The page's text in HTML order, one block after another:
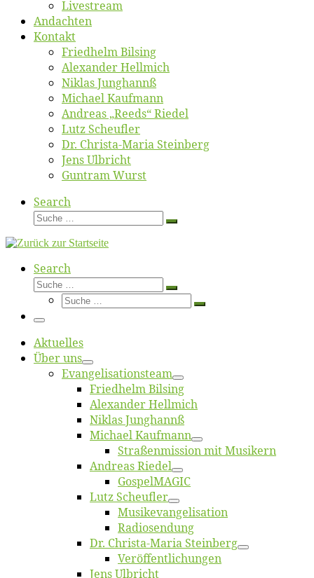
Live­stream
An­dach­ten
Kon­takt
Fried­helm Bilsing
Alex­an­der Hellmich
Ni­klas Junghannß
Mi­cha­el Kaufmann
An­dre­as „Reeds“ Riedel
Lutz Scheuf­ler
Dr. Chris­­ta-Ma­ria Steinberg
Jens Ulb­richt
Gun­tram Wurst
Search
Suche
Suche
Search
Suche
Suche
Suche
Suche
Menü
Ak­tu­el­les
Über uns
Evangelisa­tions­team
Fried­helm Bilsing
Alex­an­der Hellmich
Ni­klas Junghannß
Mi­cha­el Kaufmann
Straßenmis­sion mit Musikern
An­dre­as Riedel
Gos­pel­MA­GIC
Lutz Scheuf­ler
Musikevan­ge­li­sa­tion
Ra­dio­sen­dung
Dr. Chris­­ta-Ma­ria Steinberg
Ver­öf­fent­li­chun­gen
Jens Ulb­richt